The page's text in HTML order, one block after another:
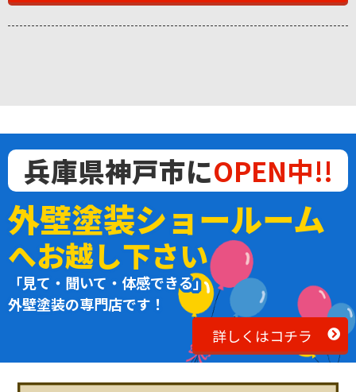
兵庫県神戸市にOPEN中!!
外壁塗装ショールーム
へお越し下さい
「見て・聞いて・体感できる」
外壁塗装の専門店です！
詳しくはコチラ